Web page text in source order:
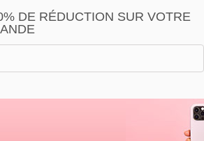
DE RÉDUCTION SUR VOTRE
saisies soient exploitées par la société Devistore à